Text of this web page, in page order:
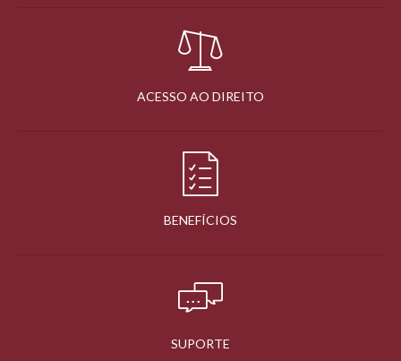
ACESSO AO DIREITO
BENEFÍCIOS
SUPORTE